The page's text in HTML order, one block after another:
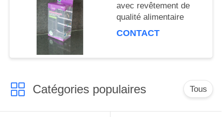
avec revêtement de
qualité alimentaire
CONTACT
Catégories populaires Tous